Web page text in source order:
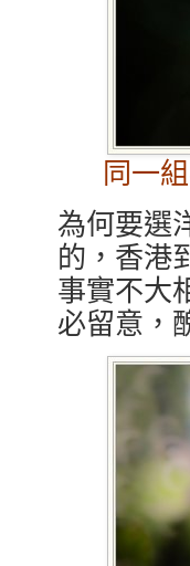
同一
為何要選
的，香港
事實不大
必留意，